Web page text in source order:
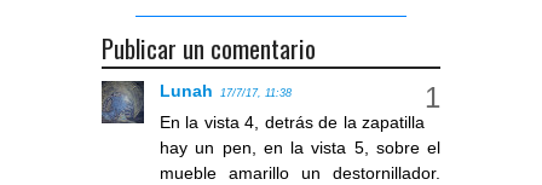
Publicar un comentario
Lunah 17/7/17, 11:38
En la vista 4, detrás de la zapatilla
hay un pen, en la vista 5, sobre el
mueble amarillo un destornillador.